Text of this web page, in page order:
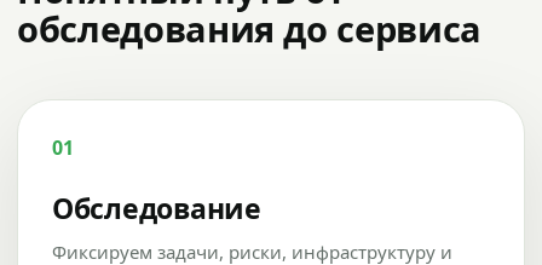
обследования до сервиса
01
Обследование
Фиксируем задачи, риски, инфраструктуру и